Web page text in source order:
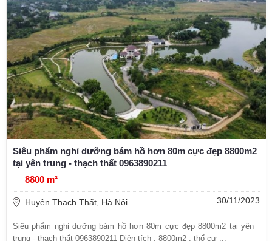
Siêu phẩm nghỉ dưỡng bám hồ hơn 80m cực đẹp 8800m2
tại yên trung - thạch thất 0963890211
8800 m²
Huyện Thạch Thất, Hà Nội 30/11/2023
Siêu phẩm nghỉ dưỡng bám hồ hơn 80m cực đẹp 8800m2 tại yên
trung - thạch thất 0963890211 Diện tích : 8800m2 , thổ cư ...